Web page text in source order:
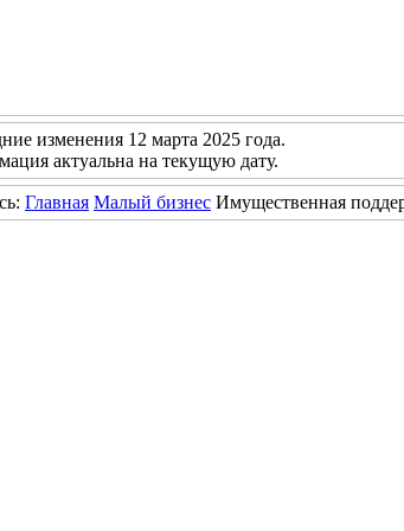
изменения 12 марта 2025 года.
актуальна на текущую дату.
Главная Малый бизнес Имущественная